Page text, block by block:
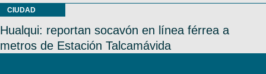
CIUDAD
Hualqui: reportan socavón en línea férrea a
metros de Estación Talcamávida